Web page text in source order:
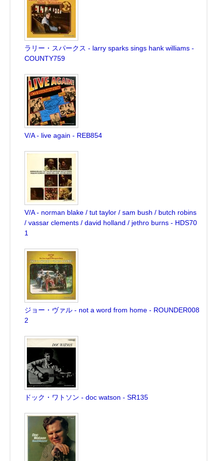
ラリー・スパークス - larry sparks sings hank williams -
COUNTY759
V/A - live again - REB854
V/A - norman blake / tut taylor / sam bush / butch robins
/ vassar clements / david holland / jethro burns - HDS70
1
ジョー・ヴァル - not a word from home - ROUNDER008
2
ドック・ワトソン - doc watson - SR135